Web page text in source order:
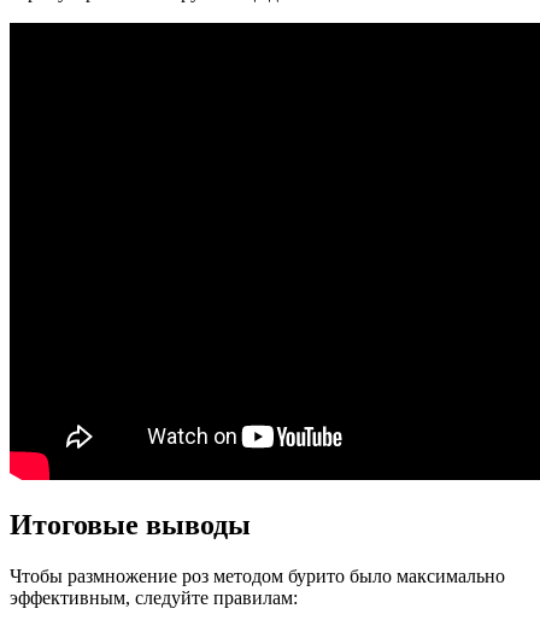
Итоговые выводы
Чтобы размножение роз методом бурито было максимально
эффективным, следуйте правилам: